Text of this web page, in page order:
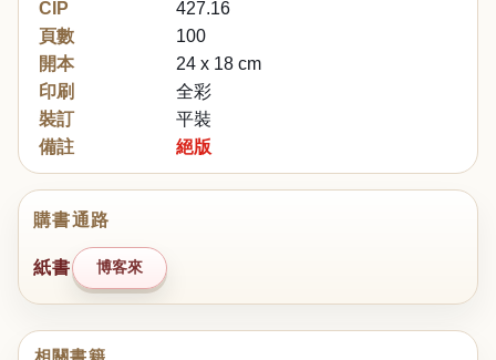
CIP
427.16
頁數
100
開本
24 x 18 cm
印刷
全彩
裝訂
平裝
備註
絕版
購書通路
紙書 博客來
相關書籍